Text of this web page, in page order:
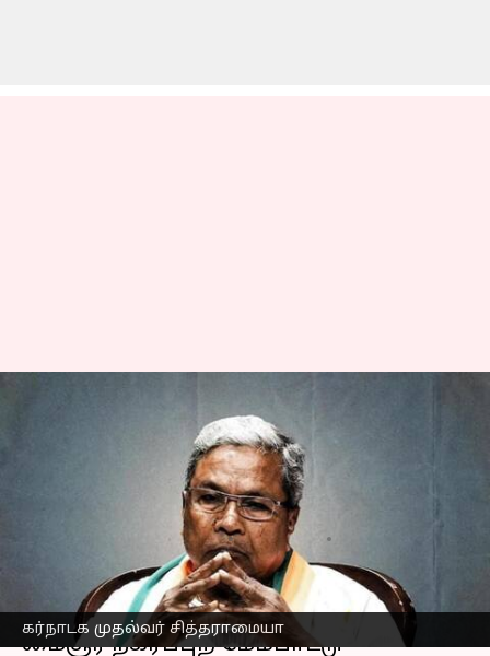
கர்நாடக முதல்வர் சித்தராமையா
நிலமோசடி வழக்கில்
கர்நாடக முதல்வர்
சித்தராமையா மீது வழக்கு
தொடர ஆளுநர் அனுமதி
Sekar Chinnappan Aug 17, 2024
செய்தி முன்னோட்டம்
மைசூர் நகர்ப்புற மேம்பாட்டு